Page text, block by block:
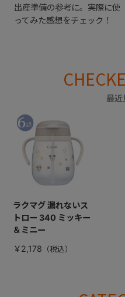
出産準備の参考に。実際に使
ってみた感想をチェック！
最近
ラクマグ 漏れないス
トロー 340 ミッキー
＆ミニー
￥2,178